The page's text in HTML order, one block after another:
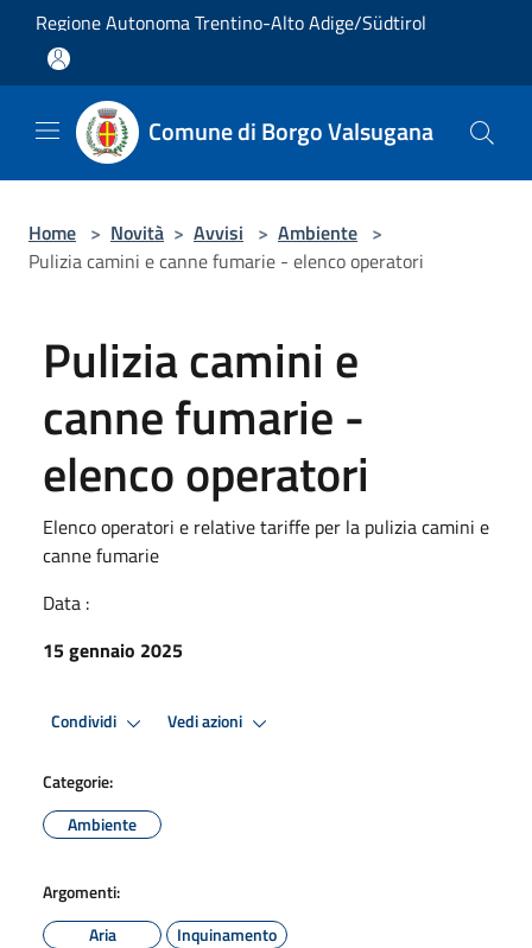
Salta al contenuto principale
Regione Autonoma Trentino-Alto Adige/Südtirol
Comune di Borgo Valsugana
Home > Novità > Avvisi > Ambiente >
Pulizia camini e canne fumarie - elenco operatori
Pulizia camini e
canne fumarie -
elenco operatori
Elenco operatori e relative tariffe per la pulizia camini e
canne fumarie
Data :
15 gennaio 2025
Condividi Vedi azioni
Categorie:
Ambiente
Argomenti:
Aria
Inquinamento